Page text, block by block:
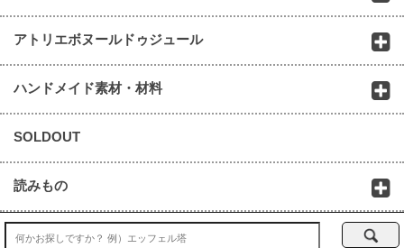
アトリエボヌールドゥジュール
ハンドメイド素材・材料
SOLDOUT
読みもの